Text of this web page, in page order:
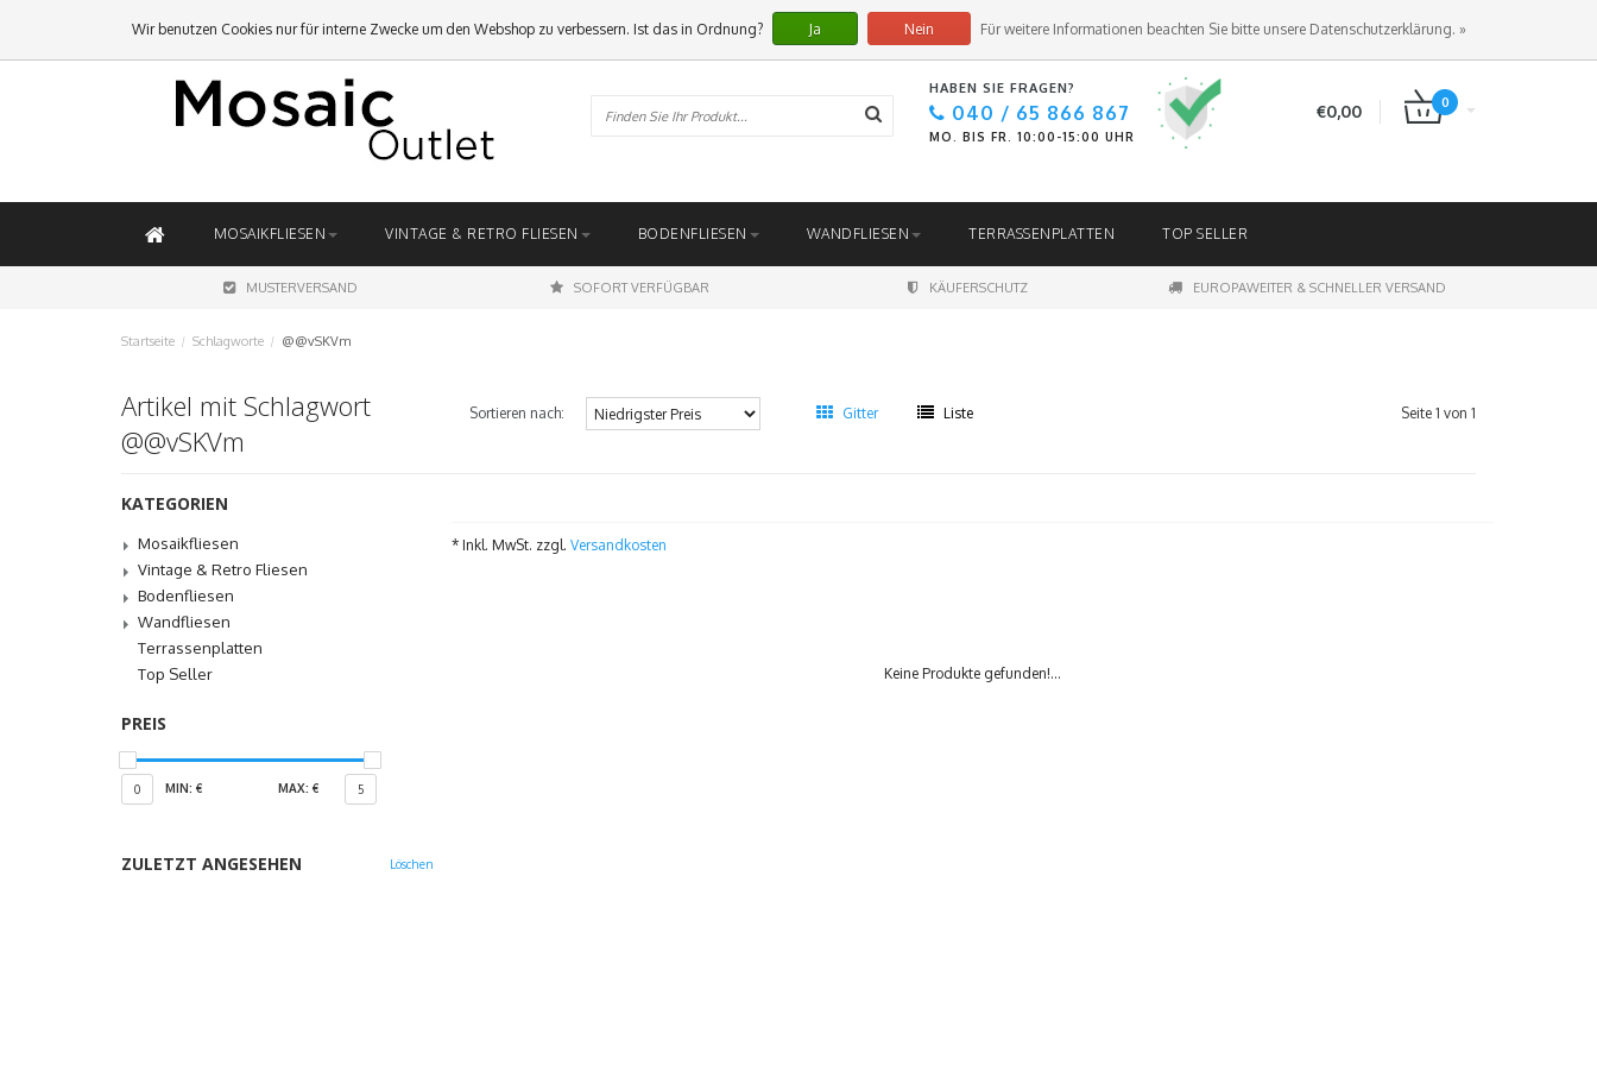
ANMELDEN KUNDENKONTO ANLEGEN
HABEN SIE FRAGEN?
040 / 65 866 867
MO. BIS FR. 10:00-15:00 UHR
€0,00 0
MOSAIKFLIESEN VINTAGE & RETRO FLIESEN BODENFLIESEN WANDFLIESEN TERRASSENPLATTEN TOP SELLER
MUSTERVERSAND SOFORT VERFÜGBAR KÄUFERSCHUTZ EUROPAWEITER & SCHNELLER VERSAND
Startseite / Schlagworte / @@vSKVm
Artikel mit Schlagwort
@@vSKVm
Sortieren nach: Gitter Liste Seite 1 von 1
KATEGORIEN
Mosaikfliesen
Vintage & Retro Fliesen
Bodenfliesen
Wandfliesen
Terrassenplatten
Top Seller
PREIS
0 MIN: € MAX: € 5
ZULETZT ANGESEHEN Löschen
* Inkl. MwSt. zzgl. Versandkosten
Keine Produkte gefunden!...
Wir benutzen Cookies nur für interne Zwecke um den Webshop zu verbessern. Ist das in Ordnung? Ja Nein Für weitere Informationen beachten Sie bitte unsere Datenschutzerklärung. »